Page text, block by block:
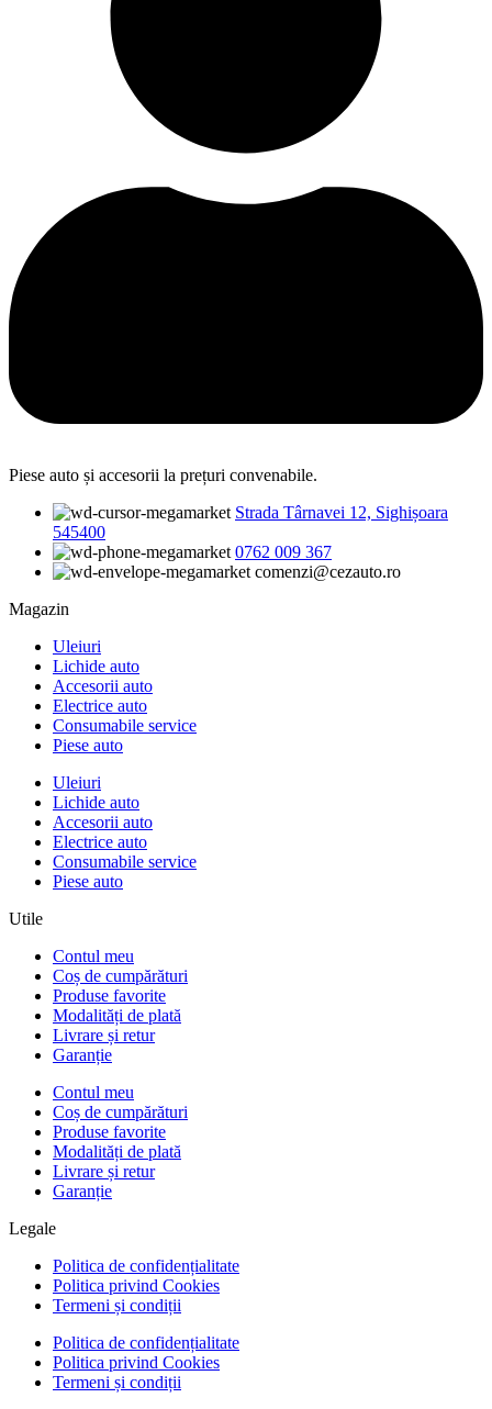
Piese auto și accesorii la prețuri convenabile.
Strada Târnavei 12, Sighișoara
545400
0762 009 367
comenzi@cezauto.ro
Magazin
Uleiuri
Lichide auto
Accesorii auto
Electrice auto
Consumabile service
Piese auto
Uleiuri
Lichide auto
Accesorii auto
Electrice auto
Consumabile service
Piese auto
Utile
Contul meu
Coș de cumpărături
Produse favorite
Modalități de plată
Livrare și retur
Garanție
Contul meu
Coș de cumpărături
Produse favorite
Modalități de plată
Livrare și retur
Garanție
Legale
Politica de confidențialitate
Politica privind Cookies
Termeni și condiții
Politica de confidențialitate
Politica privind Cookies
Termeni și condiții